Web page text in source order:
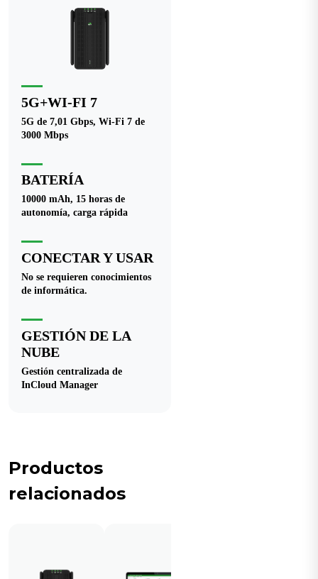
5G+WI-FI 7
5G de 7,01 Gbps, Wi-Fi 7 de
3000 Mbps
BATERÍA
10000 mAh, 15 horas de
autonomía, carga rápida
CONECTAR Y USAR
No se requieren conocimientos
de informática.
GESTIÓN DE LA
NUBE
Gestión centralizada de
InCloud Manager
Productos
relacionados